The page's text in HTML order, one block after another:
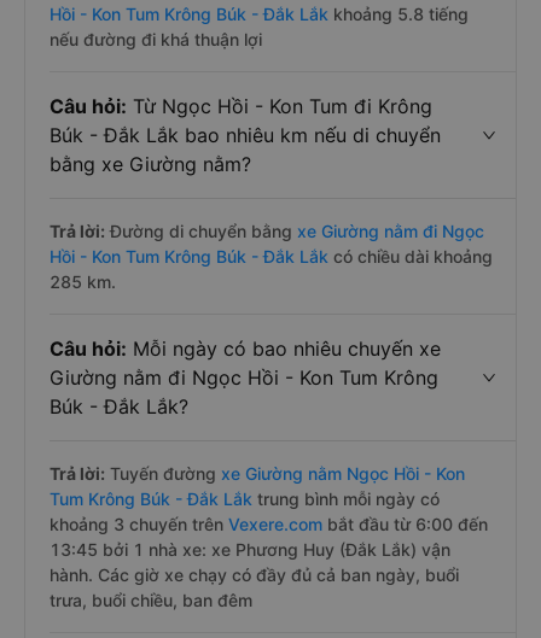
Hồi - Kon Tum Krông Búk - Đắk Lắk khoảng 5.8 tiếng
nếu đường đi khá thuận lợi
Câu hỏi: Từ Ngọc Hồi - Kon Tum đi Krông
Búk - Đắk Lắk bao nhiêu km nếu di chuyển
bằng xe Giường nằm?
Trả lời: Đường di chuyển bằng xe Giường nằm đi Ngọc
Hồi - Kon Tum Krông Búk - Đắk Lắk có chiều dài khoảng
285 km.
Câu hỏi: Mỗi ngày có bao nhiêu chuyến xe
Giường nằm đi Ngọc Hồi - Kon Tum Krông
Búk - Đắk Lắk?
Trả lời: Tuyến đường xe Giường nằm Ngọc Hồi - Kon
Tum Krông Búk - Đắk Lắk trung bình mỗi ngày có
khoảng 3 chuyến trên Vexere.com bắt đầu từ 6:00 đến
13:45 bởi 1 nhà xe: xe Phương Huy (Đắk Lắk) vận
hành. Các giờ xe chạy có đầy đủ cả ban ngày, buổi
trưa, buổi chiều, ban đêm